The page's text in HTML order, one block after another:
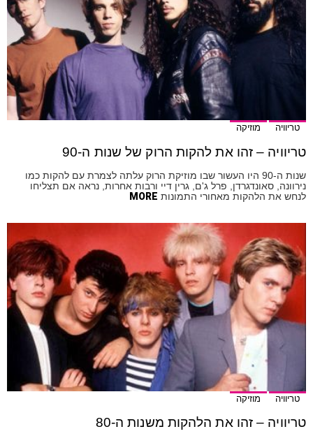
טריוויה מוזיקה
טריוויה – זהו את להקות הרוק של שנות ה-90
שנות ה-90 היו העשור שבו מוזיקת הרוק עלתה לצמרת עם להקות כמו
נירוונה, סאונדגרדן, פרל ג'ם, גרין דיי ורבות אחרות, נראה אם תצליחו
לנחש את הלהקות מאחורי התמונות MORE
טריוויה מוזיקה
טריוויה – זהו את הלהקות משנות ה-80